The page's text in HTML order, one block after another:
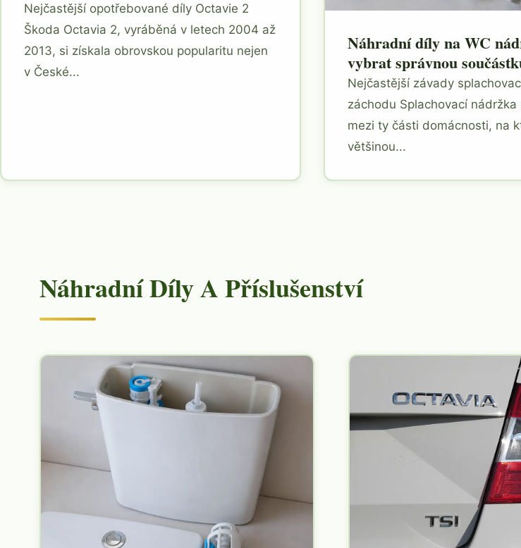
Nejčastější opotřebované díly Octavie 2
Škoda Octavia 2, vyráběná v letech 2004 až
2013, si získala obrovskou popularitu nejen
v České...
Náhradní díly na WC
vybrat správnou
Nejčastější závady
záchodu Splachovací
mezi ty části domácnosti, na
většinou...
Náhradní Díly A Příslušenství